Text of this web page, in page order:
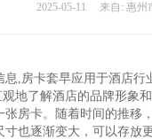
2025-05-11 来自: 惠州
息,房卡套早应用于酒店行
地了解酒店的品牌形
房卡。随着时间的推
也逐渐变大，可以存